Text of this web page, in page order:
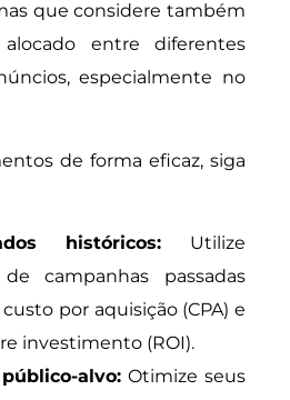
que considere também
entre diferentes
especialmente no
de forma eficaz, siga
históricos: Utilize
campanhas passadas
por aquisição (CPA) e
investimento (ROI).
alvo: Otimize seus